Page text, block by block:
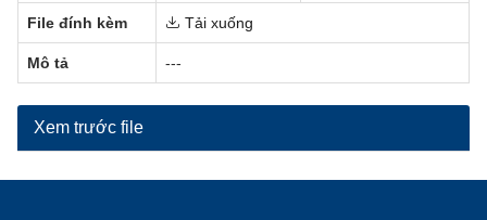
File đính kèm Tải xuống
Mô tả ---
Xem trước file